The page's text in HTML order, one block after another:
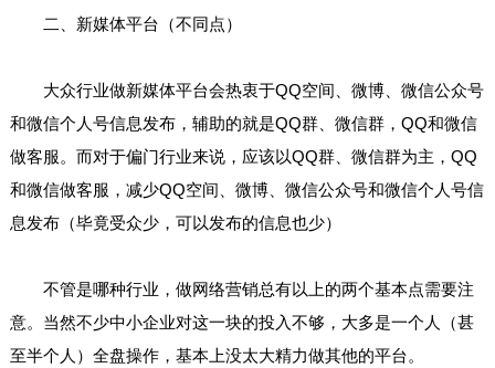
二、新媒体平台（不同点）
大众行业做新媒体平台会热衷于QQ空间、微博、微信公众号
和微信个人号信息发布，辅助的就是QQ群、微信群，QQ和微信
做客服。而对于偏门行业来说，应该以QQ群、微信群为主，QQ
和微信做客服，减少QQ空间、微博、微信公众号和微信个人号信
息发布（毕竟受众少，可以发布的信息也少）
不管是哪种行业，做网络营销总有以上的两个基本点需要注
意。当然不少中小企业对这一块的投入不够，大多是一个人（甚
至半个人）全盘操作，基本上没太大精力做其他的平台。